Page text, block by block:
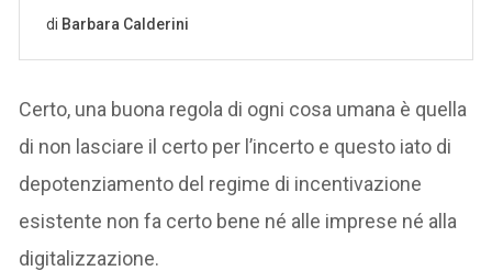
Certo, una buona regola di ogni cosa umana è quella
di non lasciare il certo per l’incerto e questo iato di
depotenziamento del regime di incentivazione
esistente non fa certo bene né alle imprese né alla
digitalizzazione.